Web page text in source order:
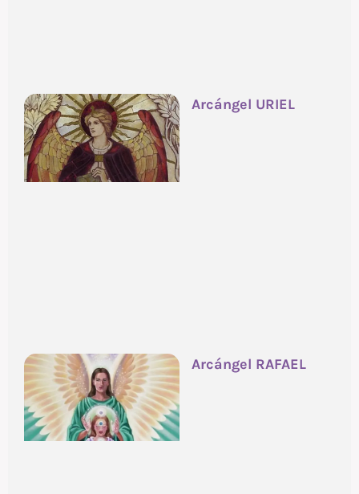
Arcángel URIEL
Arcángel RAFAEL